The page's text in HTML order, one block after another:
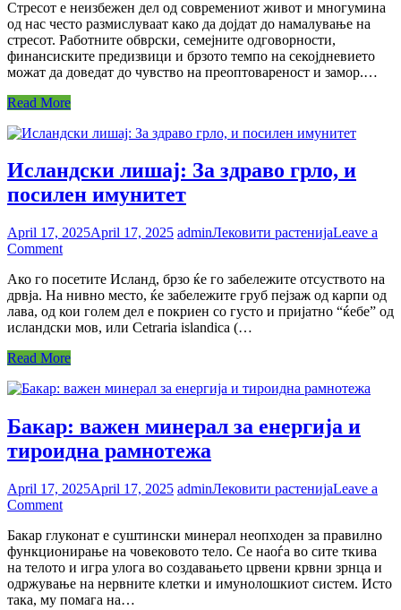
на
стресот:
7
практични
совети
подобро
Стресот е неизбежен дел од современиот живот и многумина
од нас често размислуваат како да дојдат до намалување на
стресот. Работните обврски, семејните одговорности,
финансиските предизвици и брзото темпо на секојдневието
можат да доведат до чувство на преоптовареност и замор.…
Read More
Исландски лишај: За здраво грло, и
посилен имунитет
April 17, 2025April 17, 2025 adminЛековити растенијаLeave a
Commenton
лишај:
За
здраво
грло,
посилен
Ако го посетите Исланд, брзо ќе го забележите отсуството на
дрвја. На нивно место, ќе забележите груб пејзаж од карпи од
лава, од кои голем дел е покриен со густо и пријатно “ќебе” од
исландски мов, или Cetraria islandica (…
Read More
Бакар: важен минерал за енергија и
тироидна рамнотежа
April 17, 2025April 17, 2025 adminЛековити растенијаLeave a
Commenton
важен
минерал
за
енергија
и
Бакар глуконат е суштински минерал неопходен за правилно
функционирање на човековото тело. Се наоѓа во сите ткива
на телото и игра улога во создавањето црвени крвни зрнца и
одржување на нервните клетки и имунолошкиот систем. Исто
така, му помага на…